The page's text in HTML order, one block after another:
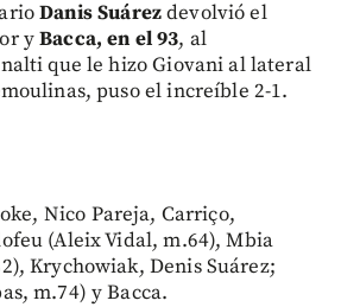
Danis Suárezdevolvió el
yBacca, en el 93, al
que le hizo Giovani al lateral
puso el increíble 2-1.
Nico Pareja, Carriço,
(Aleix Vidal, m.64), Mbia
Krychowiak, Denis Suárez;
m.74) y Bacca.